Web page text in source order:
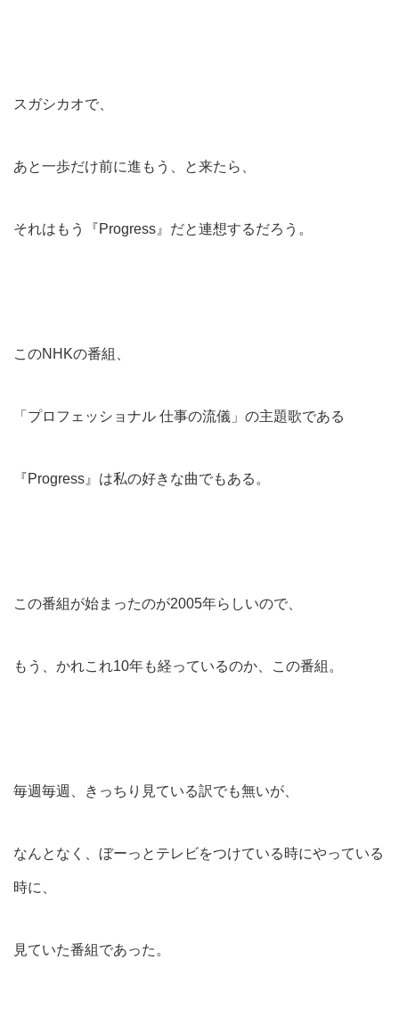
スガシカオで、
あと一歩だけ前に進もう、と来たら、
それはもう『Progress』だと連想するだろう。
このNHKの番組、
「プロフェッショナル 仕事の流儀」の主題歌である
『Progress』は私の好きな曲でもある。
この番組が始まったのが2005年らしいので、
もう、かれこれ10年も経っているのか、この番組。
毎週毎週、きっちり見ている訳でも無いが、
なんとなく、ぼーっとテレビをつけている時にやっている
時に、
見ていた番組であった。